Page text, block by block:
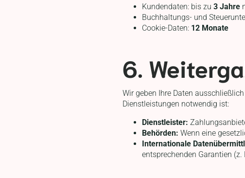
Kundendaten: bis zu 3 Jahre
Buchhaltungs- und
Cookie-Daten: 12 Monate
6.
Wir geben Ihre Daten
Dienstleistungen notwendig ist:
Dienstleister:
Behörden: Wenn eine
Internationale
entsprechenden Garantien